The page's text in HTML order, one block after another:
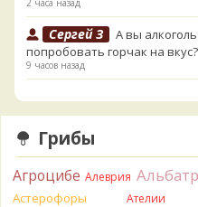
2 часа назад
Сергей З
А вы
попробовать горчак на вкус?
9 часов назад
лизнул, и пожевал, но
лизнула - ей горький, как
То что это именно горчак
индивидуальные вкусовые
выкинули.
14 часов назад
Грибы
Агроцибе Алеврия
Астерофоры
Ателии